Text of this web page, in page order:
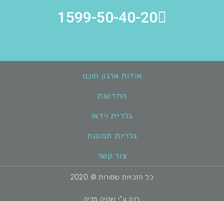
1599-50-40-20
אודות ארגון חוננו
החדשות
גלריית וידאו
גלריות תמונות
צור קשר
כל הזכויות שמורות © 2020
בנה ע"י שטיק מדיה